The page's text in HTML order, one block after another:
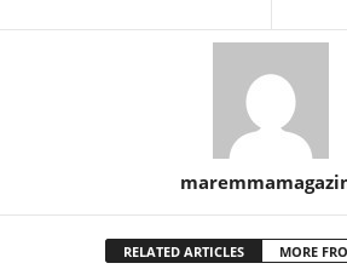
RELATED ARTICLES MORE